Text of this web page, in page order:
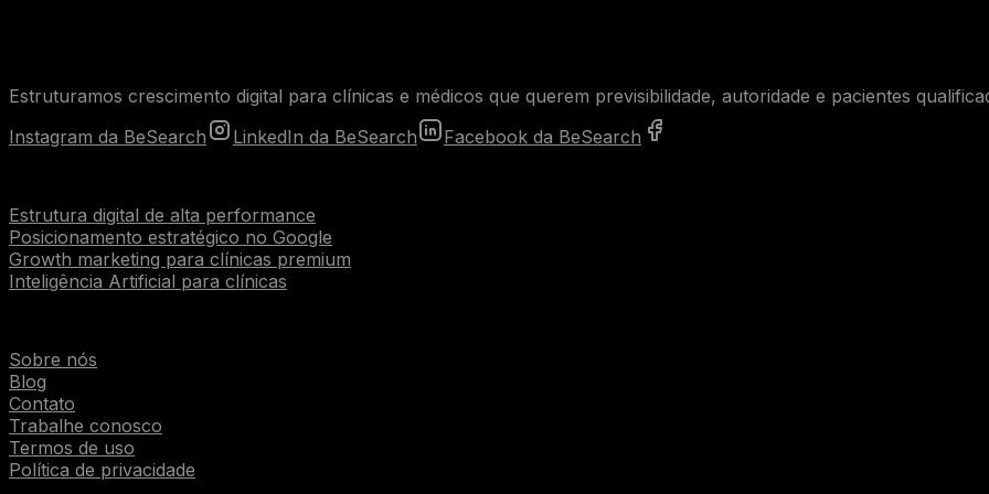
Estruturamos crescimento digital para clínicas e médicos que querem previsibilidade, autoridade e pacientes
Instagram da BeSearch
LinkedIn da BeSearch Facebook da BeSearch
Estrutura digital de alta performance
Posicionamento estratégico no Google
Growth marketing para clínicas premium
Inteligência Artificial para clínicas
Sobre nós
Blog
Contato
Trabalhe conosco
Termos de uso
Política de privacidade